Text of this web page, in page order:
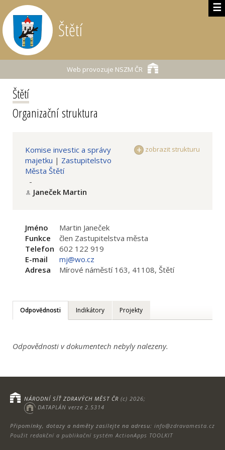
☰
Štětí
Web provozuje NSZM ČR
Štětí
Organizační struktura
zobrazit strukturu
Komise investic a správy
majetku | Zastupitelstvo
Města Štětí
-
Janeček Martin
Jméno
Martin Janeček
Funkce
člen Zastupitelstva města
Telefon 602 122 919
E-mail
mj@wo.cz
Adresa
Mírové náměstí 163, 41108, Štětí
Odpovědnosti Indikátory Projekty
Odpovědnosti v dokumentech nebyly nalezeny.
Připomínky, dotazy a náměty zasílejte na adresu: info@zdravamesta.cz
Použit redakční a publikační systém ActionApps TOOLKIT
NÁRODNÍ SÍŤ ZDRAVÝCH MĚST ČR (c) 2026;
DATAPLÁN verze 2.5314